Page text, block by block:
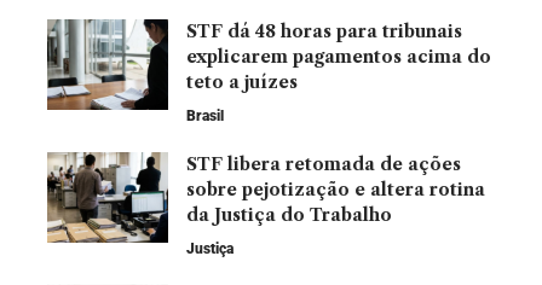
STF dá 48 horas para tribunais
explicarem pagamentos acima do
teto a juízes
Brasil
STF libera retomada de ações
sobre pejotização e altera rotina
da Justiça do Trabalho
Justiça